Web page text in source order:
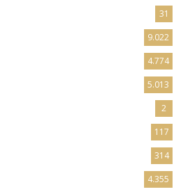
31
9.022
4.774
5.013
2
117
314
4.355